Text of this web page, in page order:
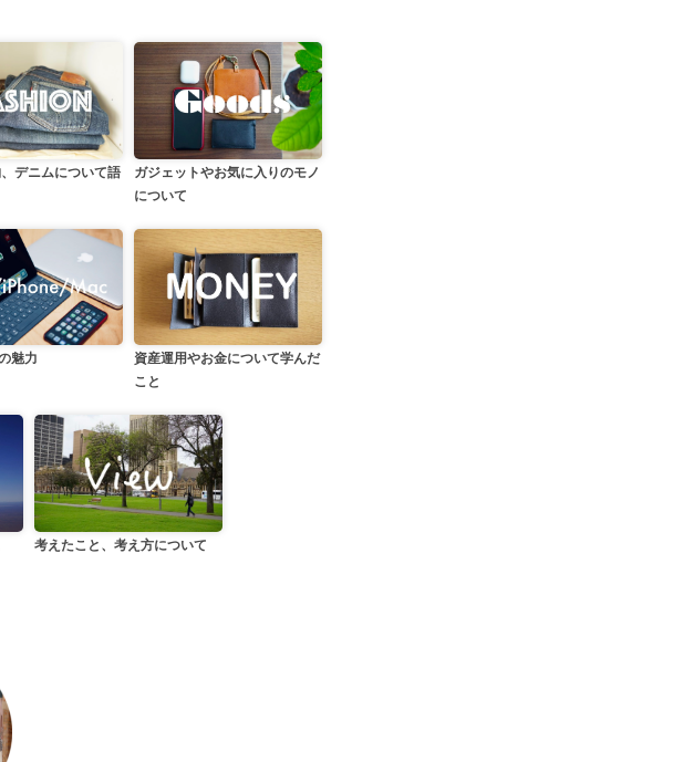
デニムについて語
ガジェットやお気に入りのモノ
について
魅力
資産運用やお金について学んだ
こと
考えたこと、考え方について